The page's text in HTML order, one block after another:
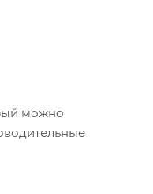
можно